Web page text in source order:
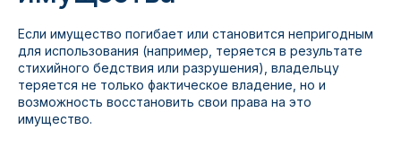
Если имущество погибает или становится непригодным
для использования (например, теряется в результате
стихийного бедствия или разрушения), владельцу
теряется не только фактическое владение, но и
возможность восстановить свои права на это
имущество.